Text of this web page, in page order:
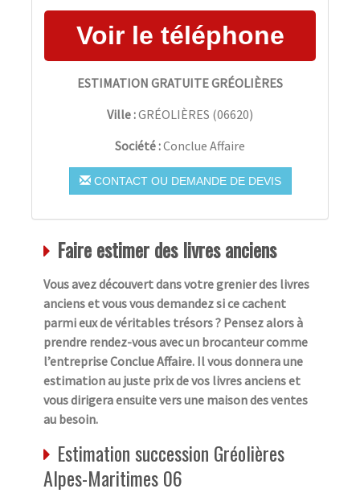
ESTIMATION GRATUITE GRÉOLIÈRES
Ville :GRÉOLIÈRES (06620)
Société :Conclue Affaire
CONTACT OU DEMANDE DE DEVIS
Faire estimer des livres anciens
Vous avez découvert dans votre grenier des livres
anciens et vous vous demandez si ce cachent
parmi eux de véritables trésors ? Pensez alors à
prendre rendez-vous avec un brocanteur comme
l’entreprise Conclue Affaire. Il vous donnera une
estimation au juste prix de vos livres anciens et
vous dirigera ensuite vers une maison des ventes
au besoin.
Estimation succession Gréolières
Alpes-Maritimes 06